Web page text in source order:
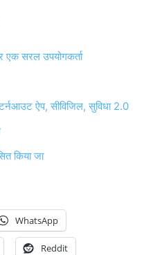
सरल उपयोगकर्ता
ऐप, सीविजिल, सुविधा 2.0
किया जा
WhatsApp
Reddit